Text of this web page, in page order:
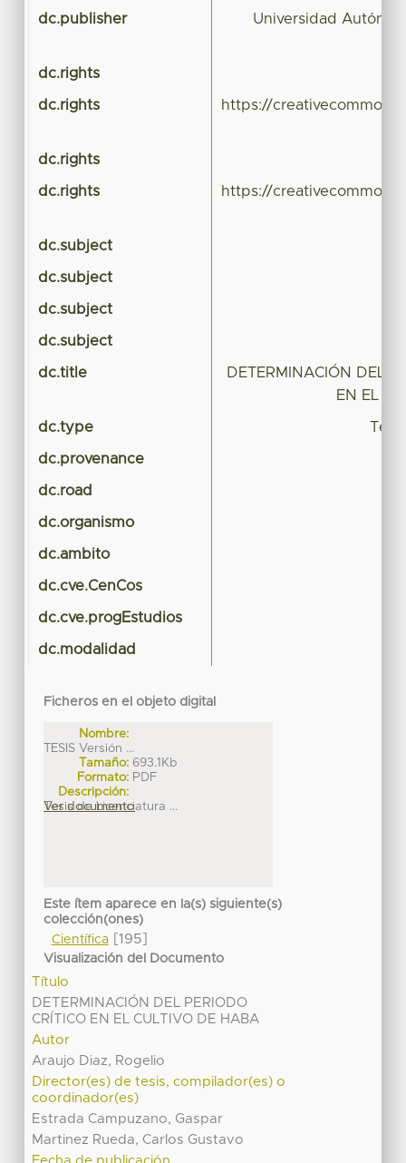
dc.publisher Universidad
dc.rights
dc.rights https://
dc.rights
dc.rights https://
dc.subject
dc.subject
dc.subject
dc.subject
dc.title
DETERMINACIÓN DEL
EN EL
dc.type
dc.provenance
dc.road
dc.organismo
dc.ambito
dc.cve.CenCos
dc.cve.progEstudios
dc.modalidad
Ficheros en el objeto digital
Nombre:
TESIS Versión ...
Tamaño: 693.1Kb
Formato: PDF
Descripción:
Tesis de Licenciatura ...
Ver documento
Este ítem aparece en la(s) siguiente(s)
colección(ones)
Científica[195]
Visualización del Documento
Título
DETERMINACIÓN DEL PERIODO
CRÍTICO EN EL CULTIVO DE HABA
Autor
Araujo Diaz, Rogelio
Director(es) de tesis, compilador(es) o
coordinador(es)
Estrada Campuzano, Gaspar
Martinez Rueda, Carlos Gustavo